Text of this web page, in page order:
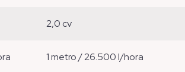
2,0 cv
1 metro / 26.500 l/hora